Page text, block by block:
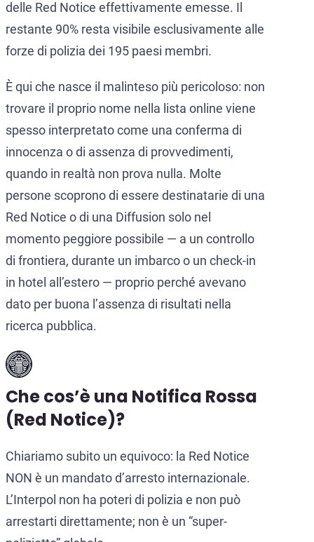
delle Red Notice effettivamente emesse. Il
restante 90% resta visibile esclusivamente alle
forze di polizia dei 195 paesi membri.
È qui che nasce il malinteso più pericoloso: non
trovare il proprio nome nella lista online viene
spesso interpretato come una conferma di
innocenza o di assenza di provvedimenti,
quando in realtà non prova nulla. Molte
persone scoprono di essere destinatarie di una
Red Notice o di una Diffusion solo nel
momento peggiore possibile — a un controllo
di frontiera, durante un imbarco o un check-in
in hotel all’estero — proprio perché avevano
dato per buona l’assenza di risultati nella
ricerca pubblica.
Che cos’è una Notifica Rossa
(Red Notice)?
Chiariamo subito un equivoco: la Red Notice
NON è un mandato d’arresto internazionale.
L’Interpol non ha poteri di polizia e non può
arrestarti direttamente; non è un “super-